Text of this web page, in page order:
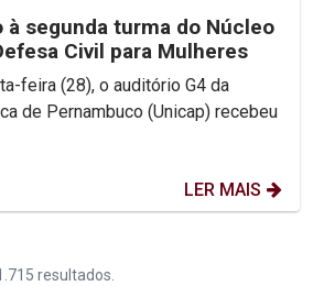
à segunda turma do Núcleo
Civil para Mulheres
feira (28), o auditório G4 da
de Pernambuco (Unicap) recebeu
LER MAIS
resultados.